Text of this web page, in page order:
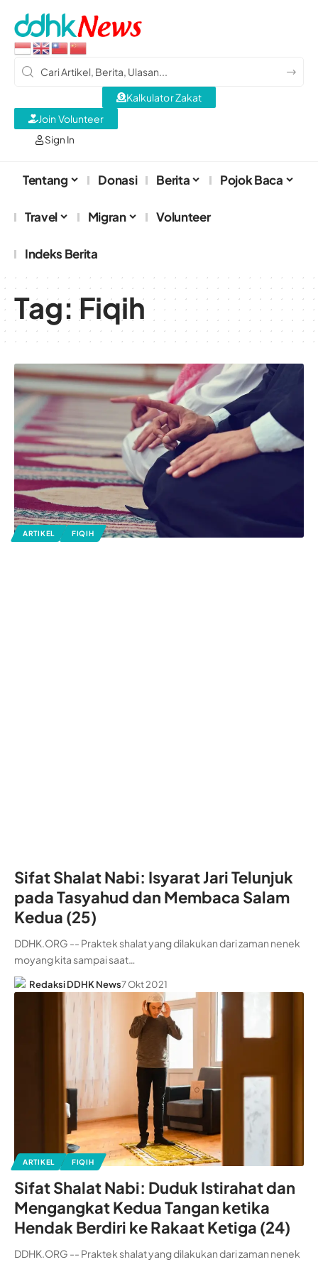
Sign In
Kalkulator Zakat
Join Volunteer
Tentang Donasi Berita Pojok Baca
Travel Migran Volunteer
Indeks Berita
Tag: Fiqih
ARTIKEL FIQIH
Sifat Shalat Nabi: Isyarat Jari Telunjuk
pada Tasyahud dan Membaca Salam
Kedua (25)
DDHK.ORG -- Praktek shalat yang dilakukan dari zaman nenek
moyang kita sampai saat…
Redaksi DDHK News7 Okt 2021
ARTIKEL FIQIH
Sifat Shalat Nabi: Duduk Istirahat dan
Mengangkat Kedua Tangan ketika
Hendak Berdiri ke Rakaat Ketiga (24)
DDHK.ORG -- Praktek shalat yang dilakukan dari zaman nenek